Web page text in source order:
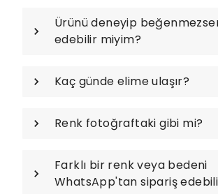
Ürünü deneyip
edebilir miyim?
Kaç günde elime ulaşır?
Renk fotoğraftaki gibi mi?
Farklı bir renk veya bedeni
WhatsApp'tan sipariş